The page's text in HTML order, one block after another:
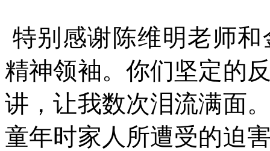
特别感谢陈维明老师
精神领袖。你们坚定的
讲，让我数次泪流满面
童年时家人所遭受的迫